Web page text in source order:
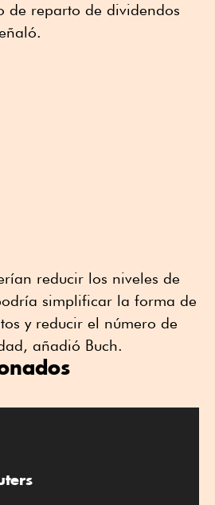
de reparto de dividendos
reducir los niveles de
simplificar la forma de
y reducir el número de
añadió Buch.